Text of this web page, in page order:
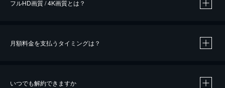
※40％ポイント還元の対象は、クレジットカード決済による作品の購入 / レンタルです。
iOSアプリのUコイン決済による作品の購入 / レンタルは、20％のポイント還元です。
フルHD画質 / 4K画質とは？
月額料金を支払うタイミングは？
いつでも解約できますか